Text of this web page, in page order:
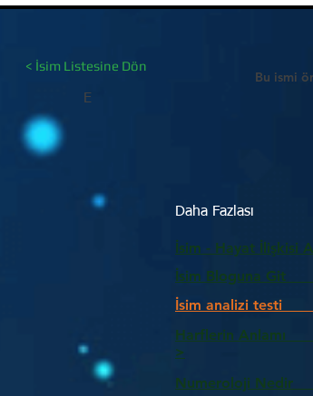
< İsim Listesine Dön
E
Bu ismi
Daha Fazlası
İsim - Hayat
İsim
İsim
Harflerin
>
Numeroloji